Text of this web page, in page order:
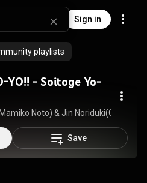
Sign in
playlists
YO!! - Soitoge Yo-
Noto) & Jin Noriduki(CV.Shin-
Save